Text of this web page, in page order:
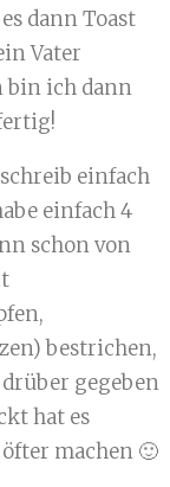
dann Toast
Vater
bin ich dann
einfach
einfach 4
schon von
bestrichen,
gegeben
hat es
machen 🙂